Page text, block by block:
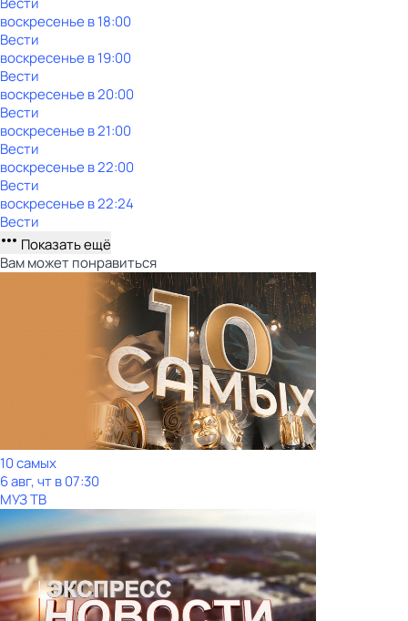
воскресенье в18:00
Вести
воскресенье в19:00
Вести
воскресенье в20:00
Вести
воскресенье в21:00
Вести
воскресенье в22:00
Вести
воскресенье в22:24
Вести
Показать ещё
Вам может понравиться
10 самых
6 авг, чт в 07:30
МУЗ ТВ